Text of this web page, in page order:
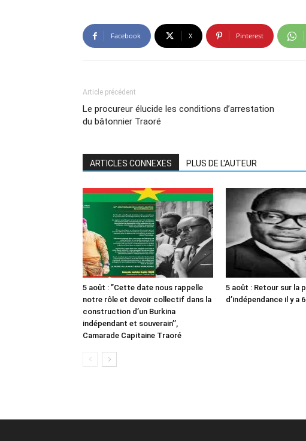
Facebook X Pinterest
Article précédent
Le procureur élucide les conditions d’arrestation
du bâtonnier Traoré
ARTICLES CONNEXES PLUS DE L'AUTEUR
5 août : ”Cette date nous rappelle
notre rôle et devoir collectif dans la
construction d’un Burkina
indépendant et souverain’’,
Camarade Capitaine Traoré
5 août : Retour sur la
d’indépendance il y a